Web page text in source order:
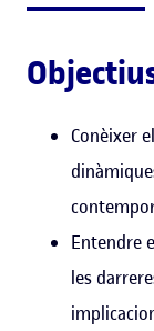
Conèixer
Entendre
les